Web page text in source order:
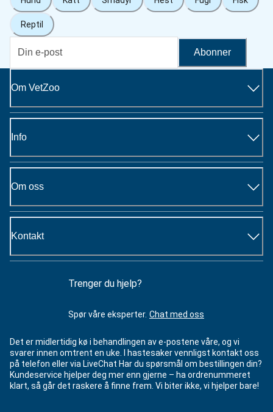
Reptil
Abonner
Om VetZoo
Info
Om oss
Kontakt
Trenger du hjelp?
Spør våre eksperter. Chat med oss
Det er midlertidig kø i behandlingen av e-postene våre, og vi
svarer innen omtrent en uke. I hastesaker vennligst kontakt oss
på telefon eller via LiveChat Har du spørsmål om bestillingen din?
Kundeservice hjelper deg mer enn gjerne – ha ordrenummeret
klart, så går det raskere å finne frem. Vi biter ikke, vi hjelper bare!